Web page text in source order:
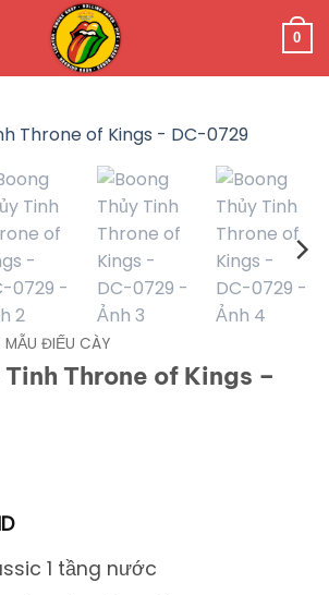
0
ĐIẾU CÀY
Throne of Kings –
1 tầng nước